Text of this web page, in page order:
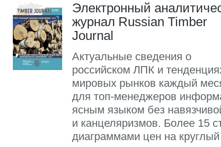
Электронный
журнал Russian Timber
Journal
Актуальные сведения о
российском ЛПК и
мировых рынков каждый
для топ-менеджеров
ясным языком без
и канцеляризмов. Более 15
диаграммами цен на